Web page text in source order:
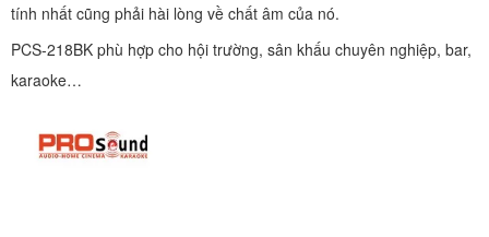
tính nhất cũng phải hài lòng về chất âm của nó.
PCS-218BK phù hợp cho hội trường, sân khấu chuyên nghiệp, bar,
karaoke…